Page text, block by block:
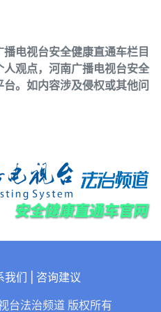
电视台安全健康直通车栏目
观点，河南广播电视台安全
。如内容涉及侵权或其他问
我们
咨询建议
台法治频道 版权所有